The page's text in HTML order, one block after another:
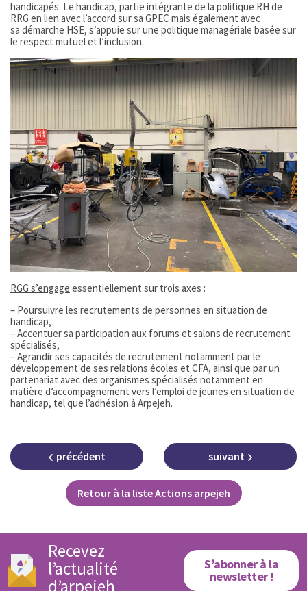
handicapés. Le handicap, partie intégrante de la politique RH de
RRG en lien avec l’accord sur sa GPEC mais également avec
sa démarche HSE, s’appuie sur une politique managériale basée sur
le respect mutuel et l’inclusion.
RGG s’engage essentiellement sur trois axes :
– Poursuivre les recrutements de personnes en situation de
handicap,
– Accentuer sa participation aux forums et salons de recrutement
spécialisés,
– Agrandir ses capacités de recrutement notamment par le
développement de ses relations écoles et CFA, ainsi que par un
partenariat avec des organismes spécialisés notamment en
matière d’accompagnement vers l’emploi de jeunes en situation de
handicap, tel que l’adhésion à Arpejeh.
précédent
Retour à la liste Actions arpejeh
suivant
Recevez
l’actualité
d’arpejeh
S’abonner à la
newsletter !